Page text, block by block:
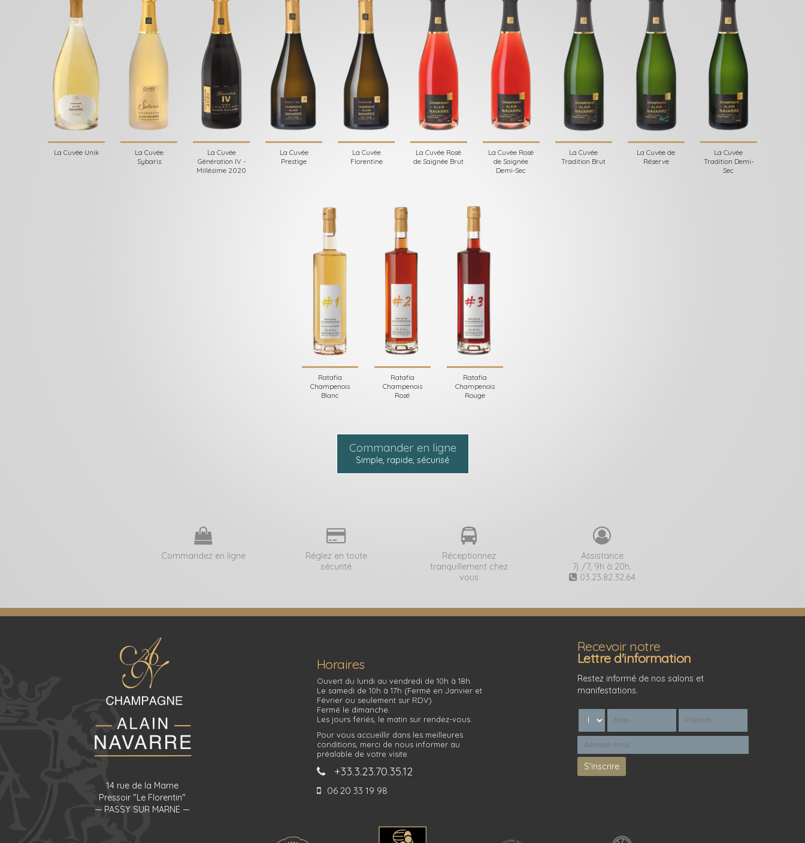
La Cuvée Unik
La Cuvée
Sybaris
La Cuvée
Génération IV -
Millésime 2020
La Cuvée
Prestige
La Cuvée
Florentine
La Cuvée Rosé
de Saignée Brut
La Cuvée Rosé
de Saignée
Demi-Sec
La Cuvée
Tradition Brut
La Cuvée de
Réserve
La Cuvée
Tradition Demi-
Sec
Ratafia
Champenois
Blanc
Ratafia
Champenois
Rosé
Ratafia
Champenois
Rouge
Commander en ligne
Simple, rapide, sécurisé
Commandez en ligne
Réglez en toute
sécurité
Réceptionnez
tranquillement chez
vous
Assistance
7j /7, 9h à 20h.
03.23.82.32.64
14 rue de la Marne
Pressoir "Le Florentin"
— PASSY SUR MARNE —
Horaires
Ouvert du lundi au vendredi de 10h à 18h.
Le samedi de 10h à 17h (Fermé en Janvier et
Février ou seulement sur RDV)
Fermé le dimanche.
Les jours fériés, le matin sur rendez-vous.
Pour vous accueillir dans les meilleures
conditions, merci de nous informer au
préalable de votre visite.
+33.3.23.70.35.12
06 20 33 19 98
Recevoir notre
Lettre d'information
Restez informé de nos salons et
manifestations.